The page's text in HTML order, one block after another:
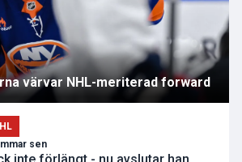
värvar NHL-meriterad forward
sen